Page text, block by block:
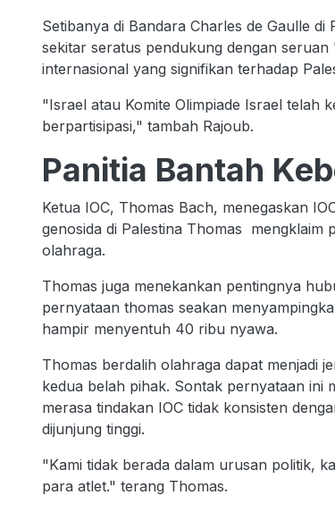
Setibanya di Bandara Charles de Gaulle
sekitar seratus pendukung dengan
internasional yang signifikan terhadap
"Israel atau Komite Olimpiade Israel telah
berpartisipasi," tambah Rajoub.
Panitia Bantah
Ketua IOC, Thomas Bach, menegaskan
genosida di Palestina Thomas
olahraga.
Thomas juga menekankan pentingnya
pernyataan thomas seakan
hampir menyentuh 40 ribu nyawa.
Thomas berdalih olahraga dapat menjadi
kedua belah pihak. Sontak pernyataan ini
merasa tindakan IOC tidak konsisten
dijunjung tinggi.
"Kami tidak berada dalam urusan politik,
para atlet." terang Thomas.